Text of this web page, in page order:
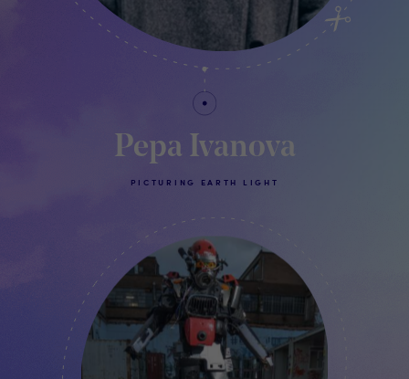
Pepa Ivanova
PICTURING EARTH LIGHT